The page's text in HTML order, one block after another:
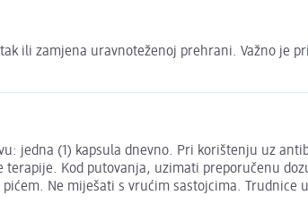
ili zamjena uravnoteženoj prehrani. Važno je
jedna (1) kapsula dnevno. Pri korištenju uz
Kod putovanja, uzimati preporučenu
Ne miješati s vrućim sastojcima. Trudnice